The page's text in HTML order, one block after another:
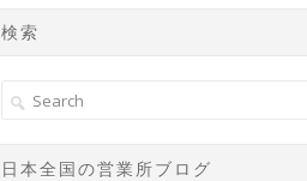
検索
日本全国の営業所ブログ